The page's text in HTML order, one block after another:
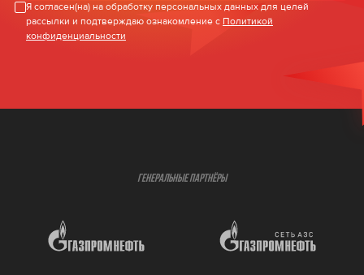
Я согласен(на) на обработку персональных данных для целей
рассылки и подтверждаю ознакомление с Политикой
конфиденциальности
ГЕНЕРАЛЬНЫЕ ПАРТНЁРЫ